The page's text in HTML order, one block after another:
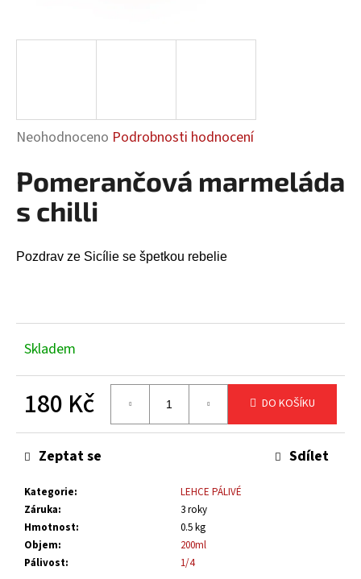
Průměrné
produktu
je
0,0
5
Neohodnoceno Podrobnosti hodnocení
Pomerančová marmeláda
s chilli
Pozdrav ze Sicílie se špetkou rebelie
Skladem
180 Kč DO KOŠÍKU
Kategorie:
LEHCE PÁLIVÉ
Záruka:
3 roky
Hmotnost:
0.5 kg
Objem:
200ml
Pálivost: 1/4
Zeptat se Sdílet
j
HLEDAT
D
u
č
KIMCHI
RAKETA
KLASIK
115
Kč